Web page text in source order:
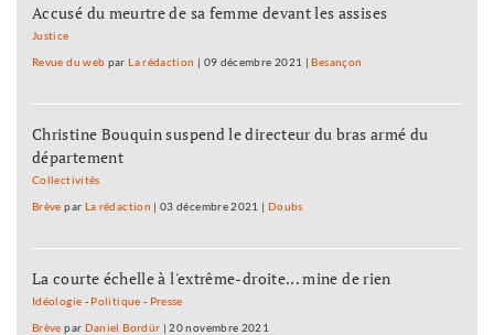
Accusé du meurtre de sa femme devant les assises
Justice
Revue du web parLa rédaction | 09 décembre 2021 |Besançon
Christine Bouquin suspend le directeur du bras armé du
département
Collectivités
Brève par La rédaction |03 décembre 2021 | Doubs
La courte échelle à l'extrême-droite... mine de rien
Idéologie - Politique - Presse
Brève par Daniel Bordür |20 novembre 2021